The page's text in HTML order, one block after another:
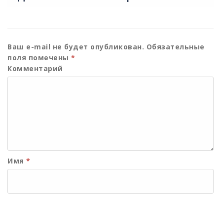
Ваш e-mail не будет опубликован. Обязательные
поля помечены *
Комментарий
Имя *